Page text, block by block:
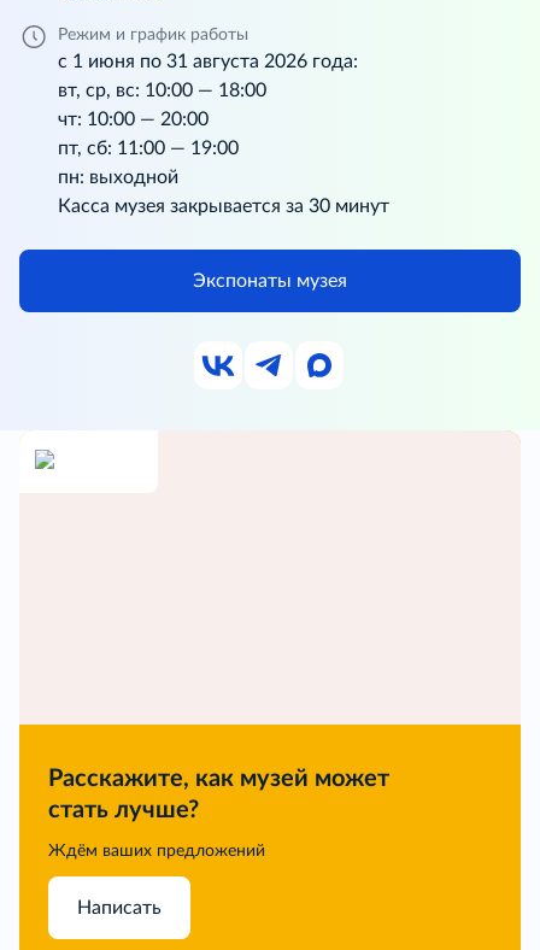
Режим и график работы
с 1 июня по 31 августа 2026 года:
вт, ср, вс: 10:00 — 18:00
чт: 10:00 — 20:00
пт, сб: 11:00 — 19:00
пн: выходной
Касса музея закрывается за 30 минут
Экспонаты музея
Расскажите, как музей может
стать лучше?
Ждём ваших предложений
Написать